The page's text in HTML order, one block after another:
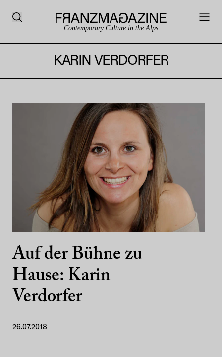
Contemporary Culture in the Alps
KARIN VERDORFER
Auf der Bühne zu
Hause: Karin
Verdorfer
26.07.2018